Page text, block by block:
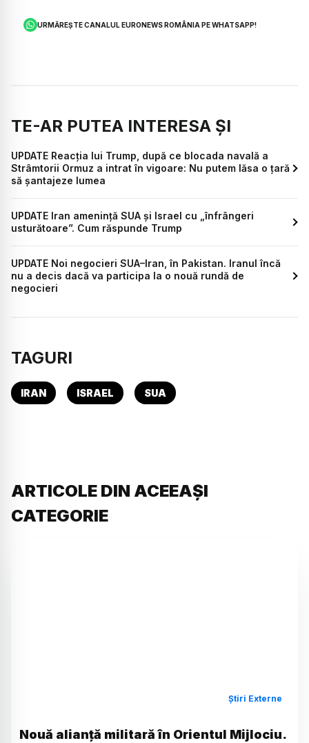
URMĂREȘTE CANALUL EURONEWS ROMÂNIA PE WHATSAPP!
TE-AR PUTEA INTERESA ȘI
UPDATE Reacția lui Trump, după ce blocada navală a
Strâmtorii Ormuz a intrat în vigoare: Nu putem lăsa o țară
să șantajeze lumea
UPDATE Iran amenință SUA și Israel cu „înfrângeri
usturătoare”. Cum răspunde Trump
UPDATE Noi negocieri SUA–Iran, în Pakistan. Iranul încă
nu a decis dacă va participa la o nouă rundă de
negocieri
TAGURI
IRAN ISRAEL SUA
ARTICOLE DIN ACEEAȘI
CATEGORIE
Știri Externe
Nouă alianță militară în Orientul Mijlociu.